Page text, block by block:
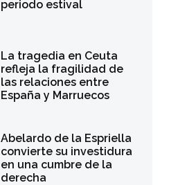
periodo estival
La tragedia en Ceuta
refleja la fragilidad de
las relaciones entre
España y Marruecos
Abelardo de la Espriella
convierte su investidura
en una cumbre de la
derecha